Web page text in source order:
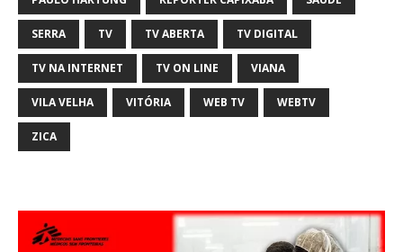
SERRA TV TV ABERTA TV DIGITAL
TV NA INTERNET TV ON LINE VIANA
VILA VELHA VITÓRIA WEB TV WEBTV
ZICA